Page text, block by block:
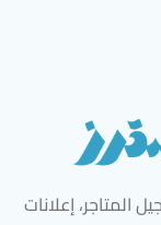
إعلانات